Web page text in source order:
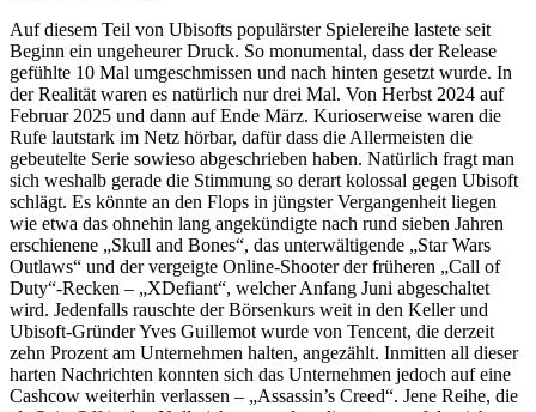
Auf diesem Teil von Ubisofts populärster Spielereihe lastete seit
Beginn ein ungeheurer Druck. So monumental, dass der Release
gefühlte 10 Mal umgeschmissen und nach hinten gesetzt wurde. In
der Realität waren es natürlich nur drei Mal. Von Herbst 2024 auf
Februar 2025 und dann auf Ende März. Kurioserweise waren die
Rufe lautstark im Netz hörbar, dafür dass die Allermeisten die
gebeutelte Serie sowieso abgeschrieben haben. Natürlich fragt man
sich weshalb gerade die Stimmung so derart kolossal gegen Ubisoft
schlägt. Es könnte an den Flops in jüngster Vergangenheit liegen
wie etwa das ohnehin lang angekündigte nach rund sieben Jahren
erschienene „Skull and Bones“, das unterwältigende „Star Wars
Outlaws“ und der vergeigte Online-Shooter der früheren „Call of
Duty“-Recken – „XDefiant“, welcher Anfang Juni abgeschaltet
wird. Jedenfalls rauschte der Börsenkurs weit in den Keller und
Ubisoft-Gründer Yves Guillemot wurde von Tencent, die derzeit
zehn Prozent am Unternehmen halten, angezählt. Inmitten all dieser
harten Nachrichten konnten sich das Unternehmen jedoch auf eine
Cashcow weiterhin verlassen – „Assassin’s Creed“. Jene Reihe, die